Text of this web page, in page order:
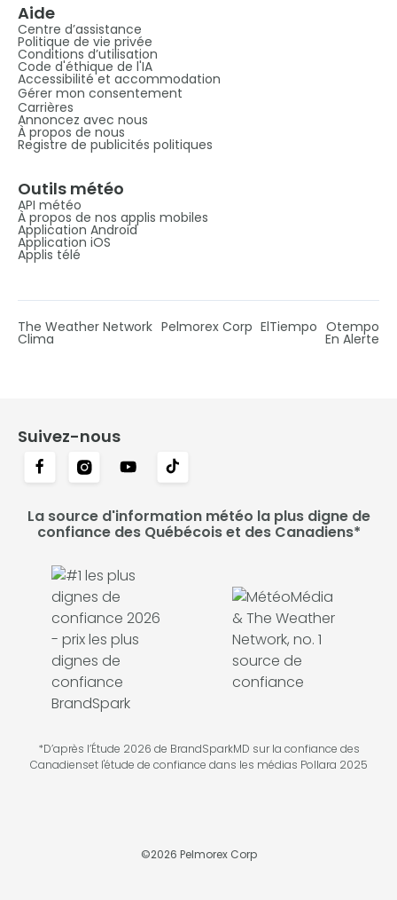
Aide
Centre d’assistance
Politique de vie privée
Conditions d’utilisation
Code d'éthique de l'IA
Accessibilité et accommodation
Gérer mon consentement
Carrières
Annoncez avec nous
À propos de nous
Registre de publicités politiques
Outils météo
API météo
À propos de nos applis mobiles
Application Android
Application iOS
Applis télé
The Weather Network Pelmorex Corp ElTiempo Otempo
Clima En Alerte
Suivez-nous
La source d'information météo la plus digne de
confiance des Québécois et des Canadiens*
*D’après l’Étude 2026 de BrandSparkMD sur la confiance des
Canadienset l'étude de confiance dans les médias Pollara 2025
©2026 Pelmorex Corp